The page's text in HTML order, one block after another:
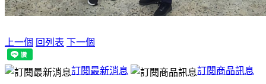
上一個 回列表 下一個
訂閱最新消息 訂閱商品訊息